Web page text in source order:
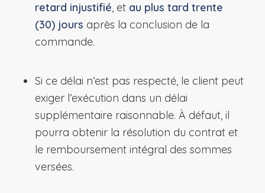
retard injustifié, et au plus tard trente
(30) jours après la conclusion de la
commande.
Si ce délai n’est pas respecté, le client peut
exiger l’exécution dans un délai
supplémentaire raisonnable. À défaut, il
pourra obtenir la résolution du contrat et
le remboursement intégral des sommes
versées.